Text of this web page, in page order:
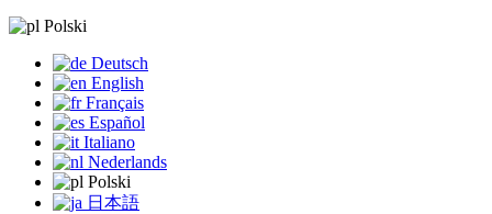
Polski
Deutsch
English
Français
Español
Italiano
Nederlands
Polski
日本語